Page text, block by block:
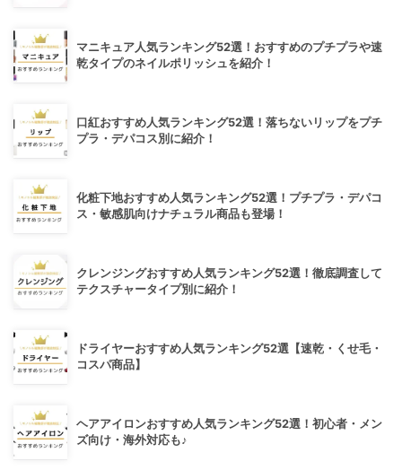
マニキュア人気ランキング52選！おすすめのプチプラや速
乾タイプのネイルポリッシュを紹介！
口紅おすすめ人気ランキング52選！落ちないリップをプチ
プラ・デパコス別に紹介！
化粧下地おすすめ人気ランキング52選！プチプラ・デパコ
ス・敏感肌向けナチュラル商品も登場！
クレンジングおすすめ人気ランキング52選！徹底調査して
テクスチャータイプ別に紹介！
ドライヤーおすすめ人気ランキング52選【速乾・くせ毛・
コスパ商品】
ヘアアイロンおすすめ人気ランキング52選！初心者・メン
ズ向け・海外対応も♪